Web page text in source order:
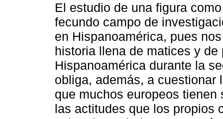
El estudio de una figura
fecundo campo de
en Hispanoamérica, pues
historia llena de matices y
Hispanoamérica durante la
obliga, además, a
que muchos europeos
las actitudes que los propios